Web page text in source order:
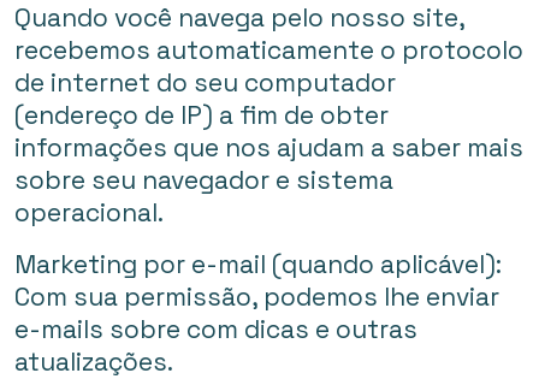
Quando você navega pelo nosso site,
recebemos automaticamente o protocolo
de internet do seu computador
(endereço de IP) a fim de obter
informações que nos ajudam a saber mais
sobre seu navegador e sistema
operacional.
Marketing por e-mail (quando aplicável):
Com sua permissão, podemos lhe enviar
e-mails sobre com dicas e outras
atualizações.